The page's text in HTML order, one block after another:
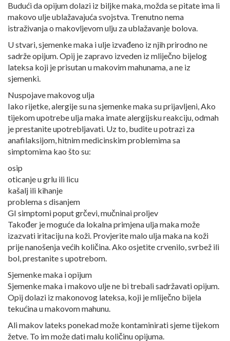
Budući da opijum dolazi iz biljke maka, možda se pitate ima li
makovo ulje ublažavajuća svojstva. Trenutno nema
istraživanja o makovljevom ulju za ublažavanje bolova.
U stvari, sjemenke maka i ulje izvađeno iz njih prirodno ne
sadrže opijum. Opij je zapravo izveden iz mliječno bijelog
lateksa koji je prisutan u makovim mahunama, a ne iz
sjemenki.
Nuspojave makovog ulja
Iako rijetke, alergije su na sjemenke maka su prijavljeni, Ako
tijekom upotrebe ulja maka imate alergijsku reakciju, odmah
je prestanite upotrebljavati. Uz to, budite u potrazi za
anafilaksijom, hitnim medicinskim problemima sa
simptomima kao što su:
osip
oticanje u grlu ili licu
kašalj ili kihanje
problema s disanjem
GI simptomi poput grčevi, mučninai proljev
Također je moguće da lokalna primjena ulja maka može
izazvati iritaciju na koži. Provjerite malo ulja maka na koži
prije nanošenja većih količina. Ako osjetite crvenilo, svrbež ili
bol, prestanite s upotrebom.
Sjemenke maka i opijum
Sjemenke maka i makovo ulje ne bi trebali sadržavati opijum.
Opij dolazi iz makonovog lateksa, koji je mliječno bijela
tekućina u makovom mahunu.
Ali makov lateks ponekad može kontaminirati sjeme tijekom
žetve. To im može dati malu količinu opijuma.